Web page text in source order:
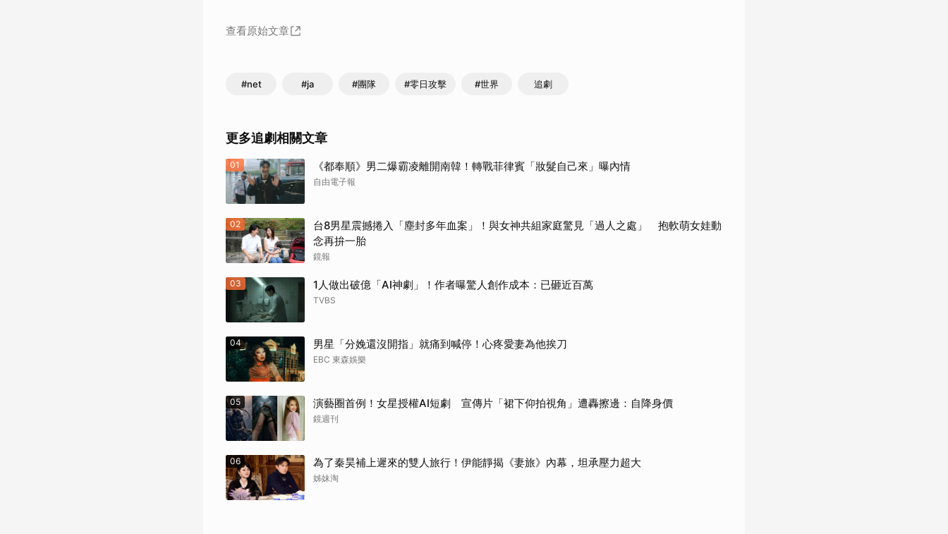
查看原始文章
#net #ja #團隊 #零日攻擊 #世界 追劇
更多追劇相關文章
01 《都奉順》男二爆霸凌離開南韓！轉戰菲律賓「妝髮自己來」曝內情
自由電子報
02
台8男星震撼捲入「塵封多年血案」！與女神共組家庭驚見「過人之處」 抱軟萌女娃動
念再拚一胎
鏡報
03 1人做出破億「AI神劇」！作者曝驚人創作成本：已砸近百萬
TVBS
04 男星「分娩還沒開指」就痛到喊停！心疼愛妻為他挨刀
EBC 東森娛樂
05 演藝圈首例！女星授權AI短劇 宣傳片「裙下仰拍視角」遭轟擦邊：自降身價
鏡週刊
06 為了秦昊補上遲來的雙人旅行！伊能靜揭《妻旅》內幕，坦承壓力超大
姊妹淘
取消